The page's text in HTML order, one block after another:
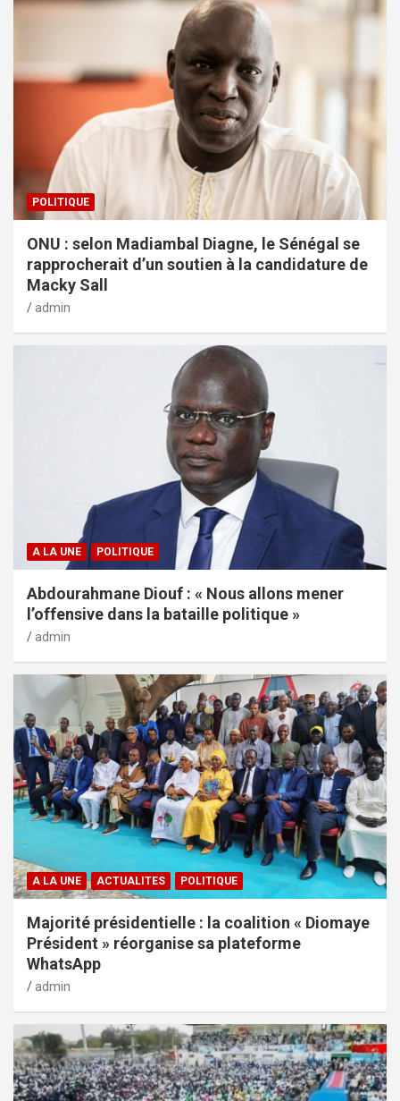
POLITIQUE
ONU : selon Madiambal Diagne, le Sénégal se
rapprocherait d’un soutien à la candidature de
Macky Sall
admin
A LA UNE POLITIQUE
Abdourahmane Diouf : « Nous allons mener
l’offensive dans la bataille politique »
admin
A LA UNE ACTUALITES POLITIQUE
Majorité présidentielle : la coalition « Diomaye
Président » réorganise sa plateforme
WhatsApp
admin